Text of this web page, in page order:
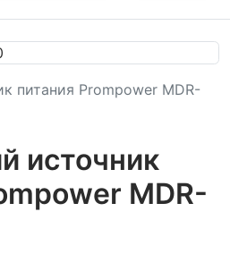
питания Prompower MDR-
источник
MDR-